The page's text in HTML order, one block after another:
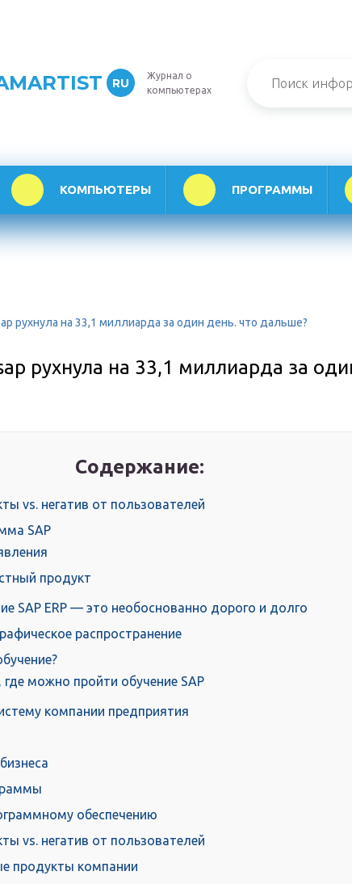
RU
Журнал о
компьютерах
КОМПЬЮТЕРЫ ПРОГРАММЫ
рухнула на 33,1 миллиарда за один день. что дальше?
рухнула на 33,1 миллиарда за
Содержание:
vs. негатив от пользователей
SAP
продукт
SAP ERP — это необоснованно дорого и долго
распространение
можно пройти обучение SAP
компании предприятия
обеспечению
vs. негатив от пользователей
продукты компании